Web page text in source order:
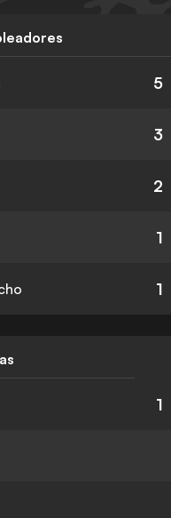
5
3
2
1
1
1